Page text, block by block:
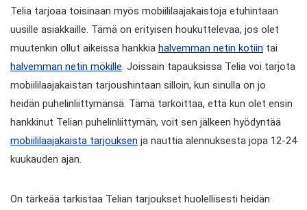
Telia tarjoaa toisinaan myös mobiililaajakaistoja etuhintaan
uusille asiakkaille. Tämä on erityisen houkuttelevaa, jos olet
muutenkin ollut aikeissa hankkia halvemman netin kotiin tai
halvemman netin mökille. Joissain tapauksissa Telia voi tarjota
mobiililaajakaistan tarjoushintaan silloin, kun sinulla on jo
heidän puhelinliittymänsä. Tämä tarkoittaa, että kun olet ensin
hankkinut Telian puhelinliittymän, voit sen jälkeen hyödyntää
mobiililaajakaista tarjouksen ja nauttia alennuksesta jopa 12-24
kuukauden ajan.
On tärkeää tarkistaa Telian tarjoukset huolellisesti heidän